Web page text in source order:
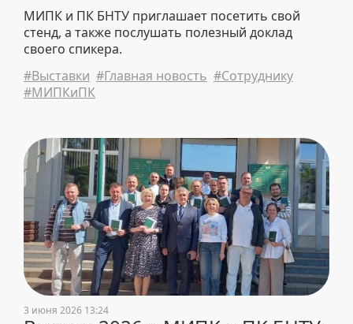
МИПК и ПК БНТУ приглашает посетить свой
стенд, а также послушать полезный доклад
своего спикера.
#Выставки #Главная новость #Сотруднику
#МИПКиПК
3 июня 2026 13:24